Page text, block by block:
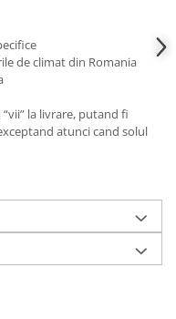
de climat din Romania
la livrare, putand fi
atunci cand solul